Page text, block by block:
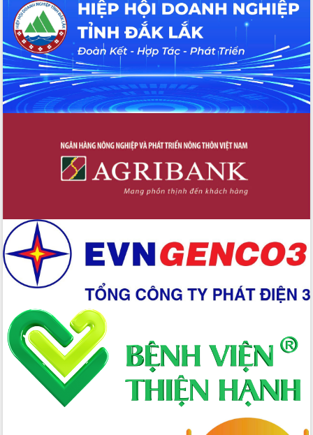
Hội thảo khoa học “Giải pháp thúc đẩy
phát triển nền kinh tế xanh tại tỉnh
Đắk Lắk”
Tăng cường giám sát, đôn đốc thực
hiện nhiệm vụ quản lý tài sản công
hàng tuần
Tháo gỡ những vướng mắc, đẩy mạnh
Đắk Lắk: Tôn vinh 46 giải pháp tại Hội
thi Sáng tạo Kỹ thuật 2024 - 2025
Đắk Lắk rà soát, điều chỉnh Đề án 190
Phó Chủ tịch UBND tỉnh Đắk Lắk
Trương Công Thái kiểm tra thực địa
Dự án cao tốc Khánh Hòa - Buôn Ma
Thuột
Định vị cà phê Việt Nam như một “di
sản sống” trong dòng chảy toàn cầu
Xây dựng nông thôn mới: Nâng cao đời
sống người dân từ những mô hình thiết
thực
Quyết liệt tháo gỡ vướng mắc, đẩy
nhanh tiến độ các dự án trọng điểm
trong Khu kinh tế Nam Phú Yên
Hòn Yến phát triển du lịch gắn với bảo